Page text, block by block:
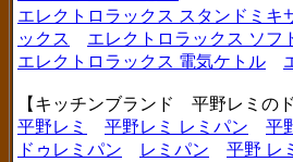
エレクトロラックス スタンドミキ
ックス
エレクトロラックス ソフ
エレクトロラックス 電気ケトル
【キッチンブランド 平野レミの
平野レミ
平野レミ レミパン 平
ドゥレミパン
レミパン
平野 レ